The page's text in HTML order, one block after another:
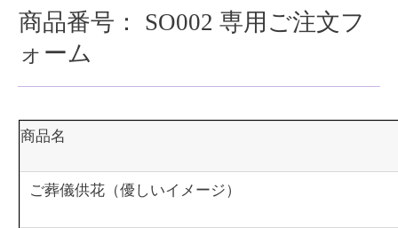
商品番号： SO002 専用ご注文フ
ォーム
商品名